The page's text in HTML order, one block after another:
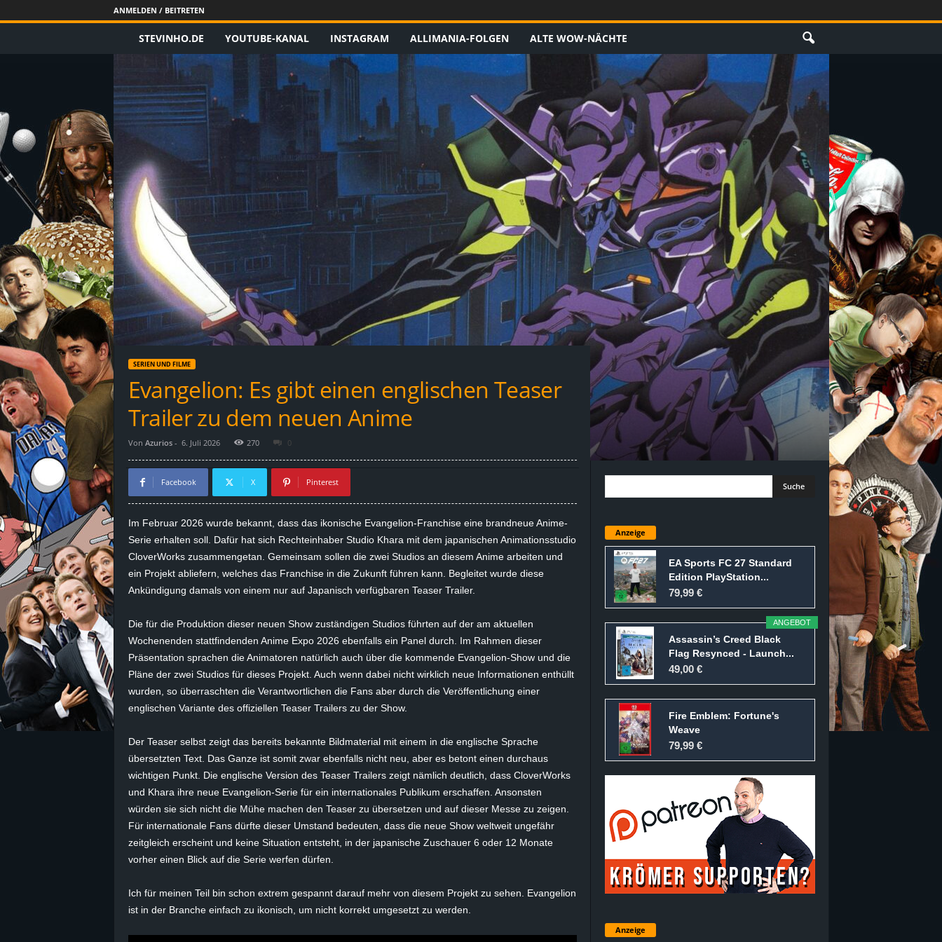
ANMELDEN / BEITRETEN
e
n
o
d
E
i
n
s
g
e
z
c
h
n
e
STEVINHO.DE YOUTUBE-KANAL INSTAGRAM ALLIMANIA-FOLGEN ALTE WOW-NÄCHTE
SERIEN UND FILME
Evangelion: Es gibt einen englischen Teaser
Trailer zu dem neuen Anime
Von Azurios- 6. Juli 2026 270 0
Facebook X Pinterest
Im Februar 2026 wurde bekannt, dass das ikonische Evangelion-Franchise eine brandneue Anime-
Serie erhalten soll. Dafür hat sich Rechteinhaber Studio Khara mit dem japanischen Animationsstudio
CloverWorks zusammengetan. Gemeinsam sollen die zwei Studios an diesem Anime arbeiten und
ein Projekt abliefern, welches das Franchise in die Zukunft führen kann. Begleitet wurde diese
Ankündigung damals von einem nur auf Japanisch verfügbaren Teaser Trailer.
Die für die Produktion dieser neuen Show zuständigen Studios führten auf der am aktuellen
Wochenenden stattfindenden Anime Expo 2026 ebenfalls ein Panel durch. Im Rahmen dieser
Präsentation sprachen die Animatoren natürlich auch über die kommende Evangelion-Show und die
Pläne der zwei Studios für dieses Projekt. Auch wenn dabei nicht wirklich neue Informationen enthüllt
wurden, so überraschten die Verantwortlichen die Fans aber durch die Veröffentlichung einer
englischen Variante des offiziellen Teaser Trailers zu der Show.
Der Teaser selbst zeigt das bereits bekannte Bildmaterial mit einem in die englische Sprache
übersetzten Text. Das Ganze ist somit zwar ebenfalls nicht neu, aber es betont einen durchaus
wichtigen Punkt. Die englische Version des Teaser Trailers zeigt nämlich deutlich, dass CloverWorks
und Khara ihre neue Evangelion-Serie für ein internationales Publikum erschaffen. Ansonsten
würden sie sich nicht die Mühe machen den Teaser zu übersetzen und auf dieser Messe zu zeigen.
Für internationale Fans dürfte dieser Umstand bedeuten, dass die neue Show weltweit ungefähr
zeitgleich erscheint und keine Situation entsteht, in der japanische Zuschauer 6 oder 12 Monate
vorher einen Blick auf die Serie werfen dürfen.
Ich für meinen Teil bin schon extrem gespannt darauf mehr von diesem Projekt zu sehen. Evangelion
ist in der Branche einfach zu ikonisch, um nicht korrekt umgesetzt zu werden.
Anzeige
EA Sports FC 27 Standard
Edition PlayStation...
79,99 €
ANGEBOT
Assassin’s Creed Black
Flag Resynced - Launch...
49,00 €
Fire Emblem: Fortune's
Weave
79,99 €
Anzeige